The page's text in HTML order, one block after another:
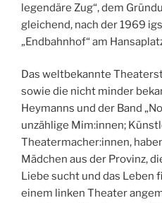
legendäre Zug“, dem
gleichend, nach der 1969
„Endbahnhof“ am
Das weltbekannte
sowie die nicht minder
Heymanns und der Band
unzählige Mim:innen;
Theatermacher:innen,
Mädchen aus der Provinz,
Liebe sucht und das Leben
einem linken Theater